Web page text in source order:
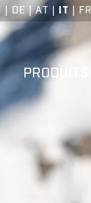
DE|AT IT FR
PRODUITS